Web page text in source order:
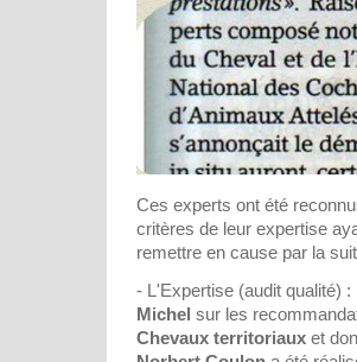
Ces experts ont été
critères de leur expertise
remettre en cause par la
- L'Expertise (audit qualité) :
Michel sur les
Chevaux territoriaux et